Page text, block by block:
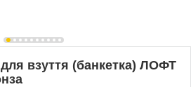
взуття (банкетка) ЛОФТ